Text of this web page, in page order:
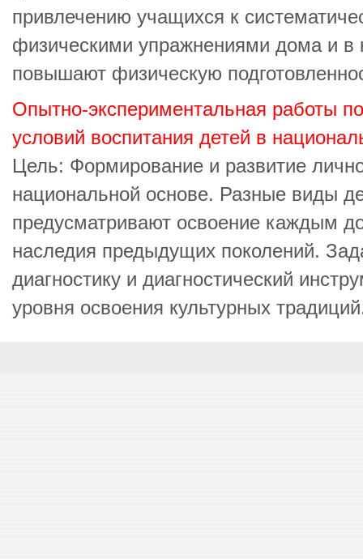
привлечению учащихся к
физическими упражнениями дома и в
повышают физическую
Опытно-экспериментальная работы
условий воспитания детей в
Цель: Формирование и развитие
национальной основе. Разные виды
предусматривают освоение каждым
наследия предыдущих поколений.
диагностику и диагностический
уровня освоения культурных